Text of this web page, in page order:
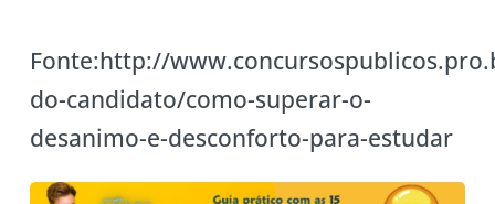
Fonte:http://
do-candidato/como-superar-o-
desanimo-e-desconforto-para-estudar